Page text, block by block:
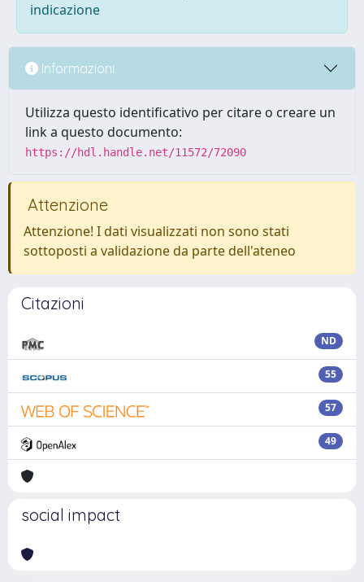
indicazione
Informazioni
Utilizza questo identificativo per citare o creare un
link a questo documento:
https://hdl.handle.net/11572/72090
Attenzione
Attenzione! I dati visualizzati non sono stati
sottoposti a validazione da parte dell'ateneo
Citazioni
ND
55
57
49
social impact